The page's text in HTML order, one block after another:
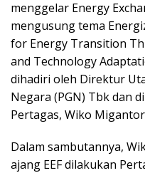
menggelar Energy
mengusung tema
for Energy Transition
and Technology
dihadiri oleh Direktur
Negara (PGN) Tbk dan
Pertagas, Wiko
Dalam sambutannya,
ajang EEF dilakukan